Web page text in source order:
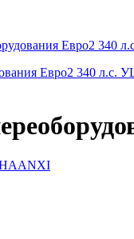
Евро2 340